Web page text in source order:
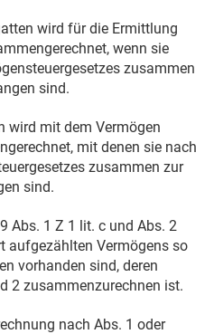
wird für die Ermittlung
wenn sie
zusammen
sind.
wird mit dem Vermögen
mit denen sie nach
zusammen zur
sind.
Abs. 1 Z 1 lit. c und Abs. 2
aufgezählten Vermögens so
vorhanden sind, deren
2 zusammenzurechnen ist.
nach Abs. 1 oder